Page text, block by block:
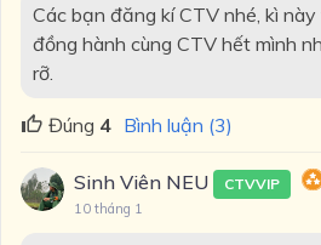
Các bạn đăng kí CTV nhé, kì
đồng hành cùng CTV hết mình
rỡ.
Đúng 4 Bình luận (3)
Sinh Viên NEU CTVVIP
10 tháng 1